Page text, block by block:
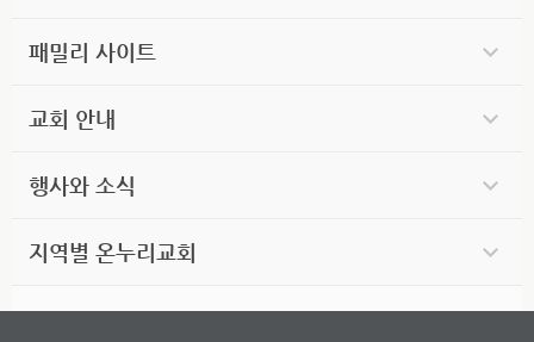
패밀리 사이트
교회 안내
행사와 소식
지역별 온누리교회